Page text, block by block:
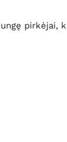
pirkėjai,